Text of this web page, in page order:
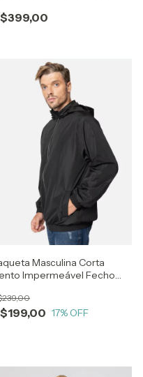
Masculina Corta
Impermeável Fecho
17% OFF